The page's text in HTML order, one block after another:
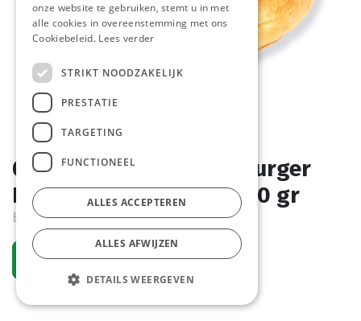
0310 Mini Potato Hamburger
Bun Pastridor 3 x 28 x 30 gr
Bestelartikel
Vraag een account aan
onze website te gebruiken, stemt u in met
alle cookies in overeenstemming met ons
Cookiebeleid. Lees verder
STRIKT NOODZAKELIJK
PRESTATIE
TARGETING
FUNCTIONEEL
ALLES ACCEPTEREN
ALLES AFWIJZEN
DETAILS WEERGEVEN